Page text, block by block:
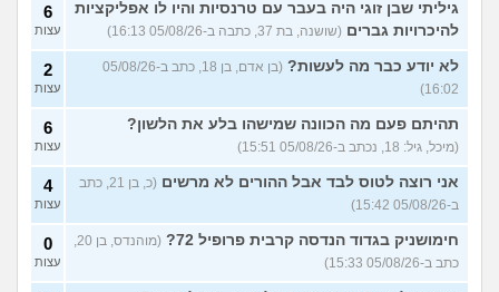
גיליתי שבן זוגי היה בעבר עם טרנסיות והיו לו אפליקציות
להיכרויות גברים (שושנה, בת 37, כתבה ב-05/08/26 16:13)
6
עצות
לא יודע כבר מה לעשות?
(בן אדם, בן 18, כתב ב-05/08/26
16:02)
2
עצות
תהיתם פעם מה הכוונה שמישהו בלע את הלשון?
(מיכל, גיל: 18, נכתב ב-05/08/26 15:51)
6
עצות
אני רוצה לטוס לבד אבל ההורים לא מרשים
(כ, בן 21, כתב
ב-05/08/26 15:42)
4
עצות
חימושניק בגדוד הנדסה קרבית פרופיל 72?
כתב ב-05/08/26 15:33)
0
עצות